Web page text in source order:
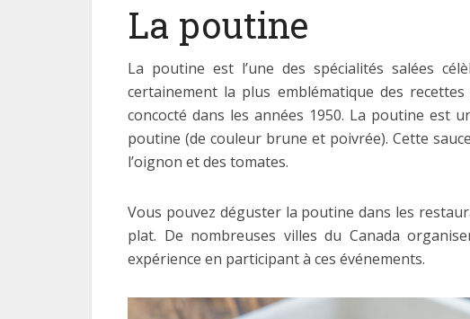
La poutine
La poutine est l’une des spécialités salées
certainement la plus emblématique des
concocté dans les années 1950. La poutine est
poutine (de couleur brune et poivrée). Cette
l’oignon et des tomates.
Vous pouvez déguster la poutine dans les
plat. De nombreuses villes du Canada
expérience en participant à ces événements.